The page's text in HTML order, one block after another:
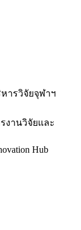
ารวิจัยจุฬาฯ
งานวิจัยและ
Hub